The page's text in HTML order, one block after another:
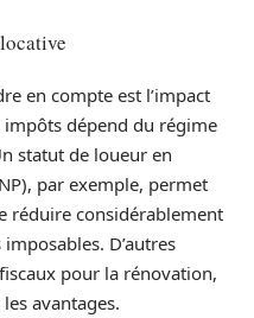
en compte est l’impact
dépend du régime
statut de loueur en
par exemple, permet
réduire considérablement
D’autres
pour la rénovation,
avantages.